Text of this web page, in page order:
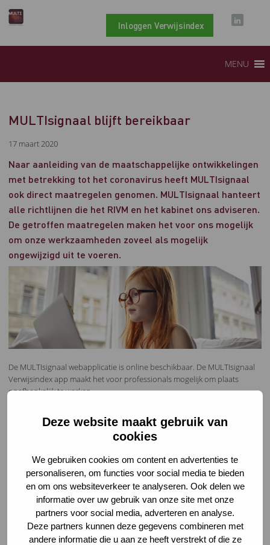
Deze website maakt gebruik van
cookies
We gebruiken cookies om content en advertenties te
personaliseren, om functies voor social media te bieden
en om ons websiteverkeer te analyseren. Ook delen we
informatie over uw gebruik van onze site met onze
partners voor social media, adverteren en analyse.
Deze partners kunnen deze gegevens combineren met
andere informatie die u aan ze heeft verstrekt of die ze
Inloggen Verwijsindex
MENU
MULTIsignaal blijft bereikbaar
17 maart 2020
Naar aanleiding van de maatschappelijke ontwikkelingen
met betrekking tot het coronavirus heeft MULTIsignaal
ook direct maatregelen genomen. MULTIsignaal hanteert
alle richtlijnen die het RIVM en het kabinet ons adviseren.
De getroffen maatregelen maken het voor ons mogelijk
om onze werkzaamheden zoveel als mogelijk
ongewijzigd uit te voeren.
De MULTIsignaal webapplicatie is online beschikbaar. De MULTIsignaal
Verwijsindex app maakt het voor professionals mogelijk om plaats
onafhankelijk te werken.
Onze medewerkers werken vanuit huis en voor vragen over de werking
van de Verwijsindex kunt u zoals gewoonlijk bellen of mailen naar de
Servicedesk van MULTIsignaal op nummer 0187-641747 of via
helpdesk@multisignaal.nl.
Onze medewerkers van de backoffice zijn bereikbaar op nummer 0187-
640080 of viainfo@multisignaal.nl. Afspraken met onze medewerkers
zullen zoveel mogelijk telefonisch of online plaatsvinden.
Gezinnen leven in deze periode wellicht onder hogere stress en in ieder
geval dicht op elkaar. Ouders en kinderen kunnen te maken krijgen met